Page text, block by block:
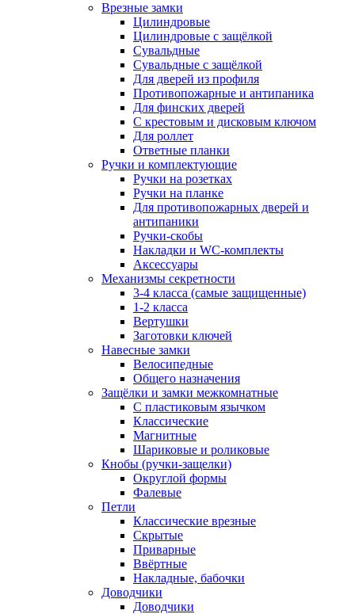
Врезные замки
Цилиндровые
Цилиндровые с защёлкой
Сувальдные
Сувальдные с защёлкой
Для дверей из профиля
Противопожарные и антипаника
Для финских дверей
С крестовым и дисковым ключом
Для роллет
Ответные планки
Ручки и комплектующие
Ручки на розетках
Ручки на планке
Для противопожарных дверей и
антипаники
Ручки-скобы
Накладки и WC-комплекты
Аксессуары
Механизмы секретности
3-4 класса (самые защищенные)
1-2 класса
Вертушки
Заготовки ключей
Навесные замки
Велосипедные
Общего назначения
Защёлки и замки межкомнатные
С пластиковым язычком
Классические
Магнитные
Шариковые и роликовые
Кнобы (ручки-защелки)
Округлой формы
Фалевые
Петли
Классические врезные
Скрытые
Приварные
Ввёртные
Накладные, бабочки
Доводчики
Доводчики